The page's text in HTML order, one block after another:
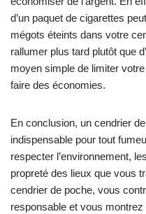
d’un paquet de cigarettes
mégots éteints dans votre
rallumer plus tard plutôt que
moyen simple de limiter
faire des économies.
En conclusion, un cendrier
indispensable pour tout
respecter l’environnement,
propreté des lieux que vous
cendrier de poche, vous
responsable et vous